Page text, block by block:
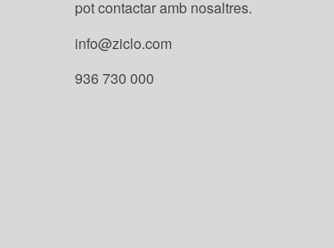
pot contactar amb nosaltres.
info@ziclo.com
936 730 000